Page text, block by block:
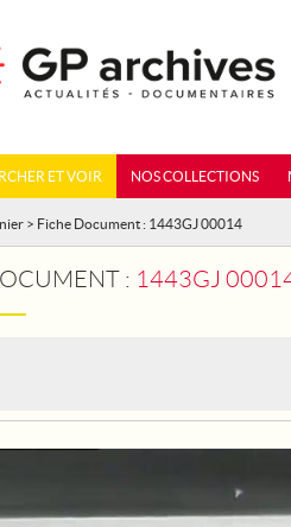
ET VOIR NOS COLLECTIONS
> Fiche Document : 1443GJ 00014
: 1443GJ